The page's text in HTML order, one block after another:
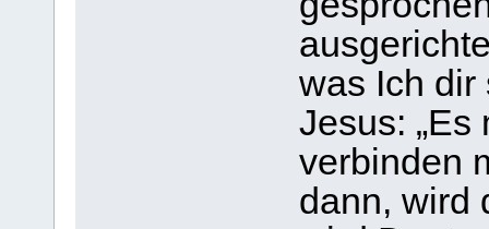
was Ich dir
Jesus:
verbinden
dann, wird